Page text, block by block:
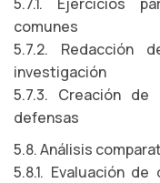
comunes
5.7.2. Redacción
investigación
5.7.3. Creación
defensas
5.8. Análisis
5.8.1. Evaluación